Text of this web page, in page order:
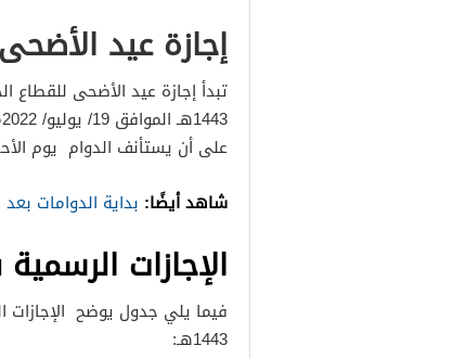
إجازة عيد الأضحى
على أن يستأنف الدوام يوم
شاهد أيضًا: بداية الدوامات
الإجازات الرسمية
فيما يلي جدول يوضح الإجازات
1443هـ: